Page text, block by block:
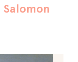
Salomon